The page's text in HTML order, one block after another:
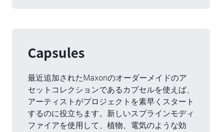
Capsules
最近追加されたMaxonのオーダーメイドのア
セットコレクションであるカプセルを使えば、
アーティストがプロジェクトを素早くスタート
するのに役立ちます。新しいスプラインモディ
ファイアを使用して、植物、電気のような効